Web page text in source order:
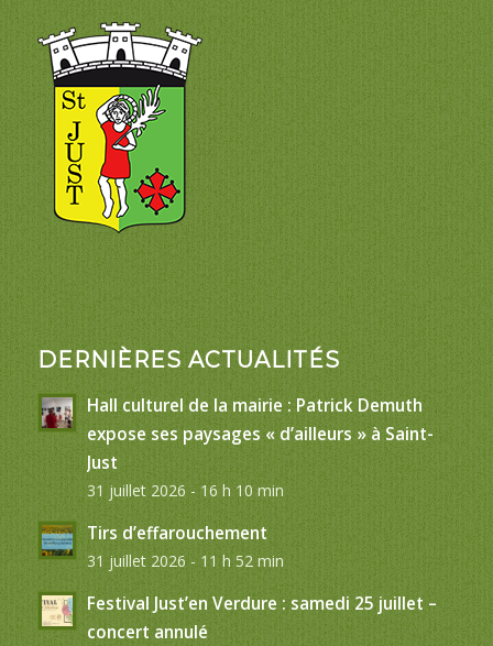
DERNIÈRES ACTUALITÉS
Hall culturel de la mairie : Patrick Demuth
expose ses paysages « d’ailleurs » à Saint-
Just
31 juillet 2026 - 16 h 10 min
Tirs d’effarouchement
31 juillet 2026 - 11 h 52 min
Festival Just’en Verdure : samedi 25 juillet –
concert annulé